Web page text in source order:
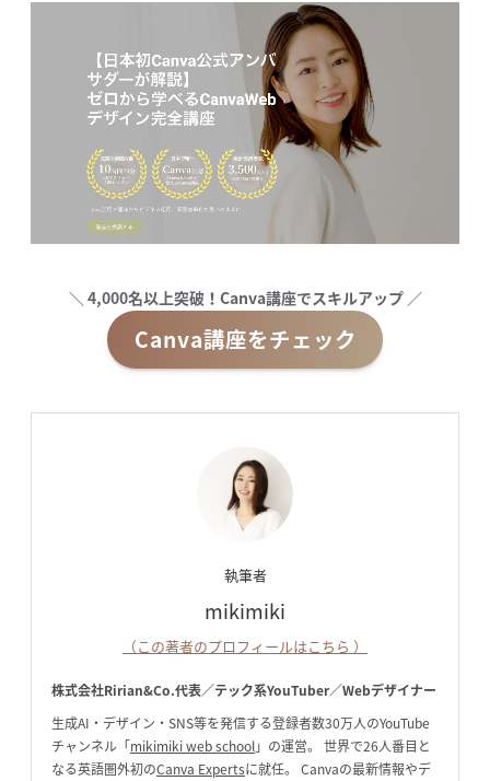
＼ 4,000名以上突破！Canva講座でスキルアップ ／
Canva講座をチェック
執筆者
mikimiki
（この著者のプロフィールはこちら ）
株式会社Ririan&Co.代表／テック系YouTuber／Webデザイナー
生成AI・デザイン・SNS等を発信する登録者数30万人のYouTube
チャンネル「mikimiki web school」の運営。 世界で26人番目と
なる英語圏外初のCanva Expertsに就任。 Canvaの最新情報やデ